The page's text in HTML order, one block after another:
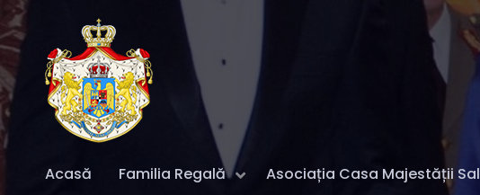
Acasă Familia Regală Asociația Casa Majestății